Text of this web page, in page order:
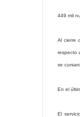
449 mil
Al cierre
respecto
se
En el
El